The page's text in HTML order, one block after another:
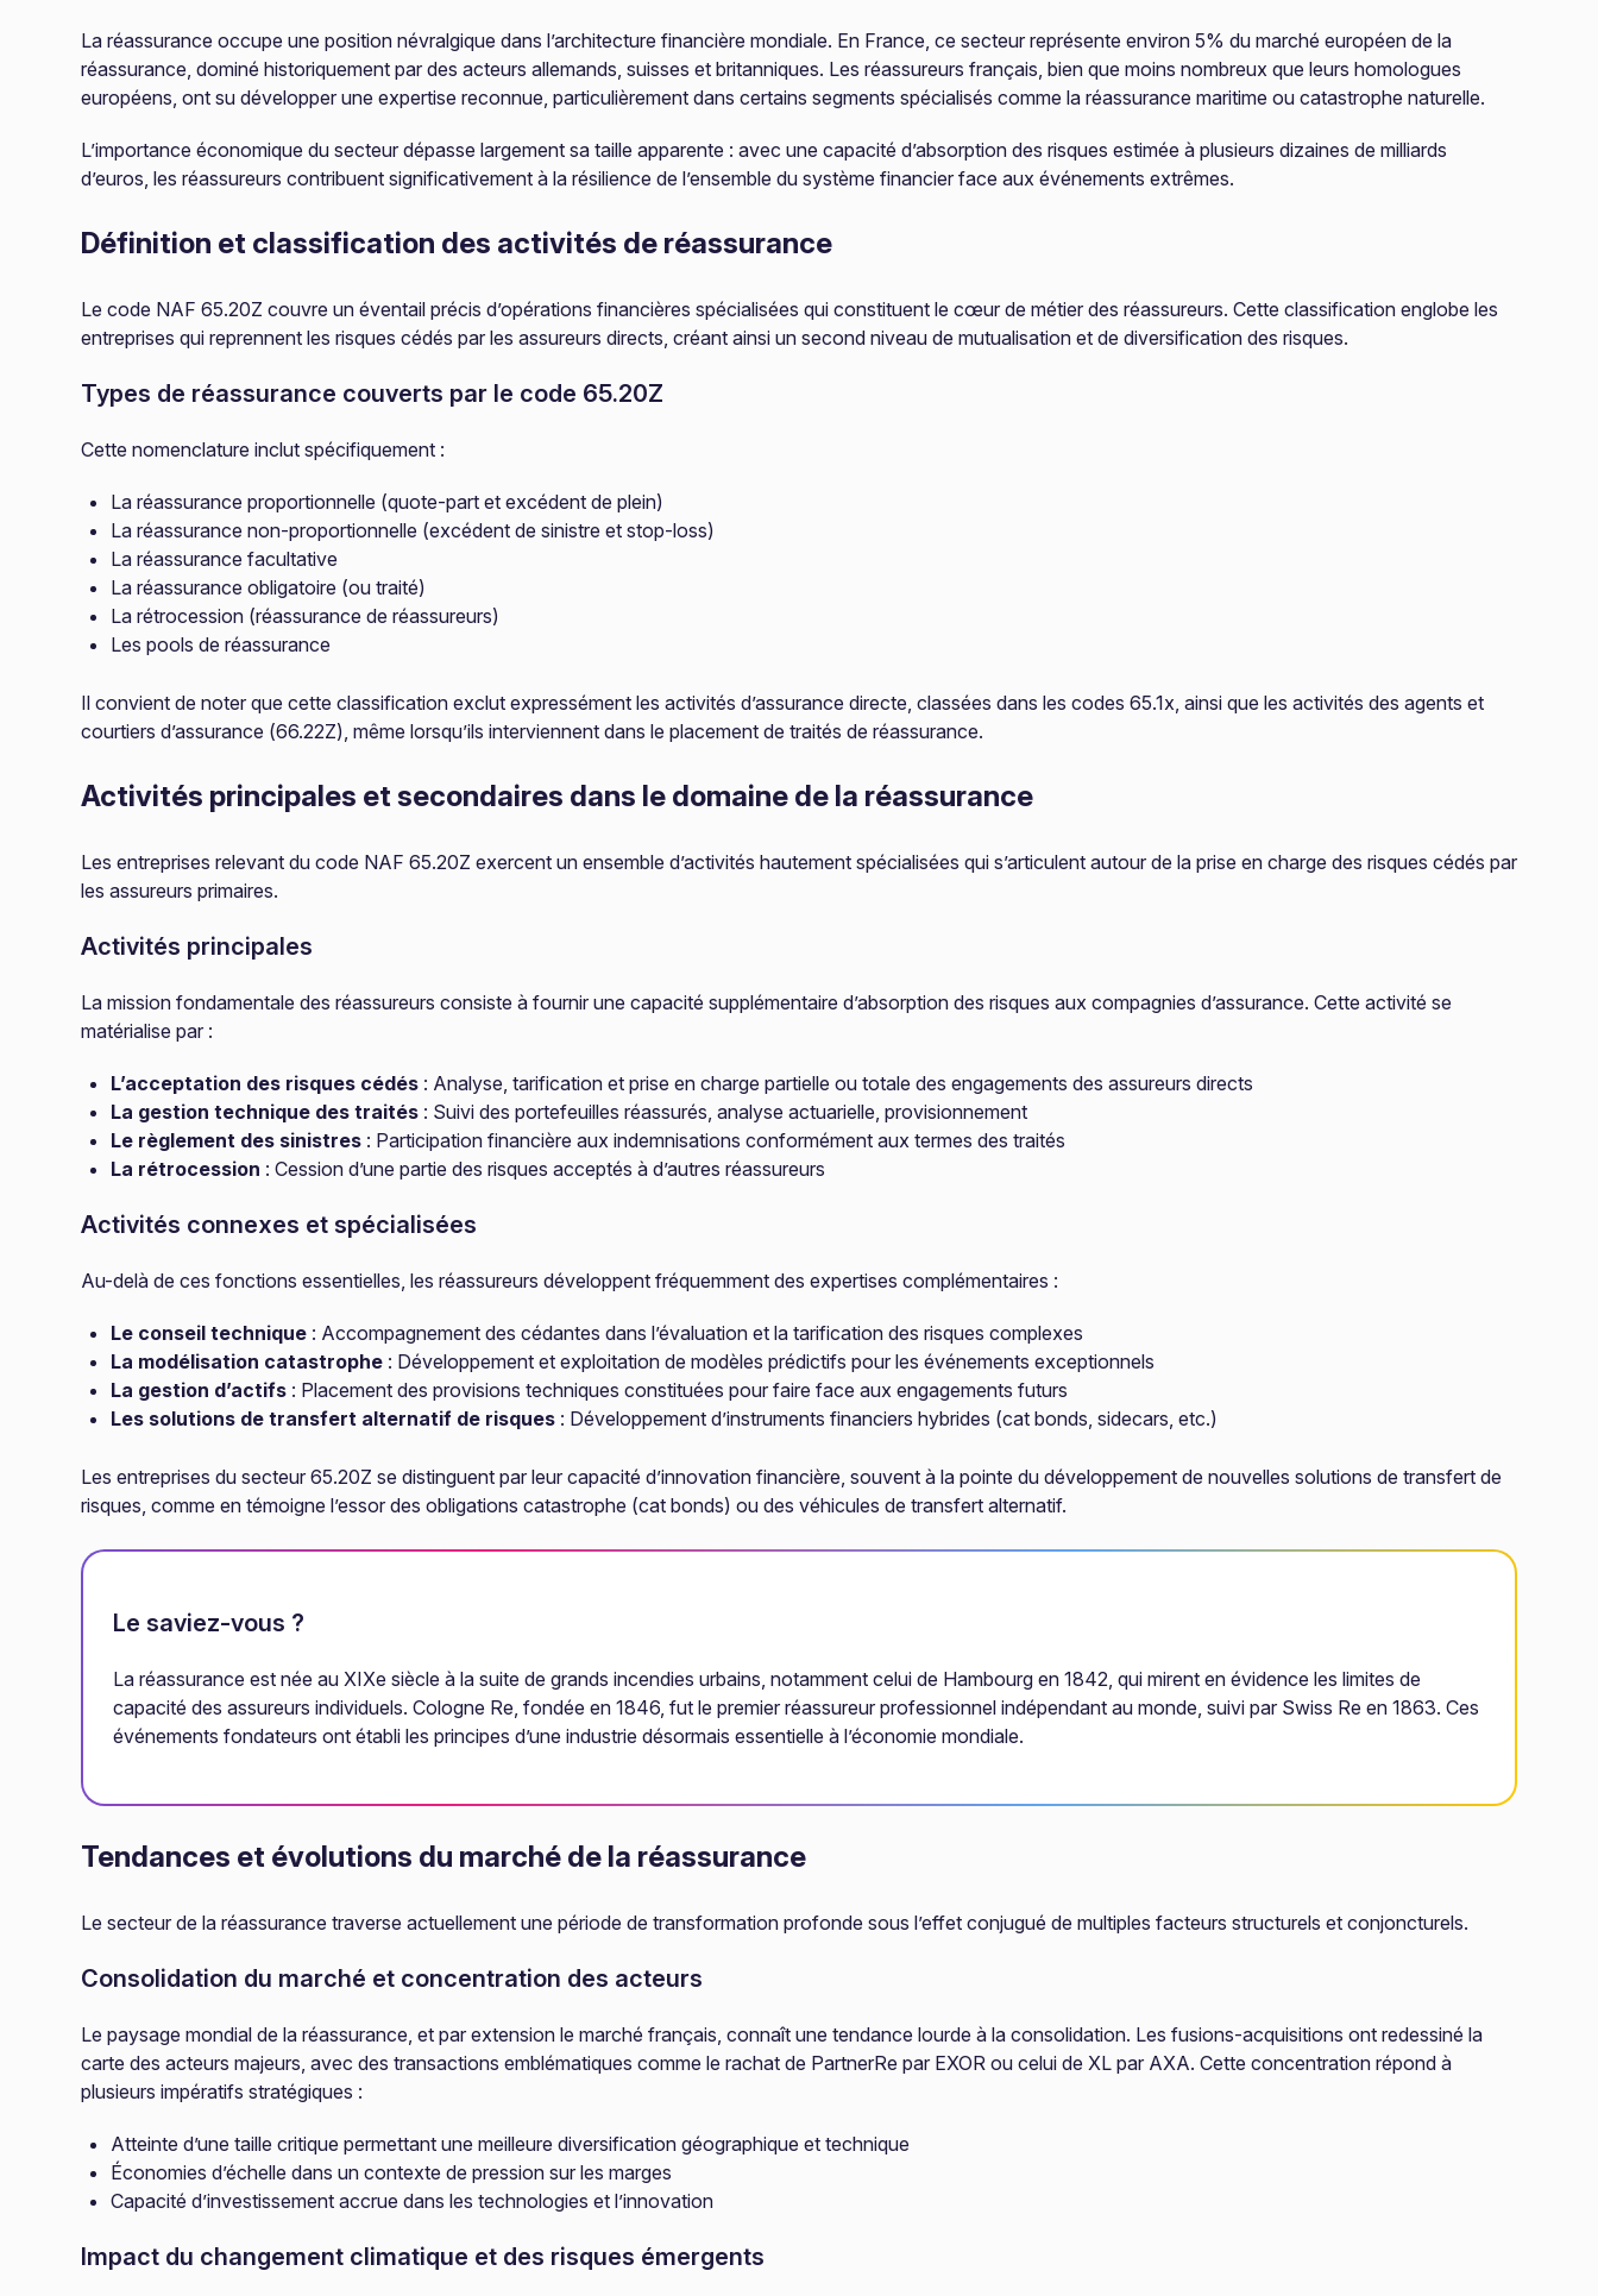
La réassurance occupe une position névralgique dans l’architecture financière mondiale. En France, ce secteur représente environ 5% du marché européen de la
réassurance, dominé historiquement par des acteurs allemands, suisses et britanniques. Les réassureurs français, bien que moins nombreux que leurs homologues
européens, ont su développer une expertise reconnue, particulièrement dans certains segments spécialisés comme la réassurance maritime ou catastrophe naturelle.
L’importance économique du secteur dépasse largement sa taille apparente : avec une capacité d’absorption des risques estimée à plusieurs dizaines de milliards
d’euros, les réassureurs contribuent significativement à la résilience de l’ensemble du système financier face aux événements extrêmes.
Définition et classification des activités de réassurance
Le code NAF 65.20Z couvre un éventail précis d’opérations financières spécialisées qui constituent le cœur de métier des réassureurs. Cette classification englobe les
entreprises qui reprennent les risques cédés par les assureurs directs, créant ainsi un second niveau de mutualisation et de diversification des risques.
Types de réassurance couverts par le code 65.20Z
Cette nomenclature inclut spécifiquement :
La réassurance proportionnelle (quote-part et excédent de plein)
La réassurance non-proportionnelle (excédent de sinistre et stop-loss)
La réassurance facultative
La réassurance obligatoire (ou traité)
La rétrocession (réassurance de réassureurs)
Les pools de réassurance
Il convient de noter que cette classification exclut expressément les activités d’assurance directe, classées dans les codes 65.1x, ainsi que les activités des agents et
courtiers d’assurance (66.22Z), même lorsqu’ils interviennent dans le placement de traités de réassurance.
Activités principales et secondaires dans le domaine de la réassurance
Les entreprises relevant du code NAF 65.20Z exercent un ensemble d’activités hautement spécialisées qui s’articulent autour de la prise en charge des risques cédés par
les assureurs primaires.
Activités principales
La mission fondamentale des réassureurs consiste à fournir une capacité supplémentaire d’absorption des risques aux compagnies d’assurance. Cette activité se
matérialise par :
L’acceptation des risques cédés : Analyse, tarification et prise en charge partielle ou totale des engagements des assureurs directs
La gestion technique des traités : Suivi des portefeuilles réassurés, analyse actuarielle, provisionnement
Le règlement des sinistres : Participation financière aux indemnisations conformément aux termes des traités
La rétrocession : Cession d’une partie des risques acceptés à d’autres réassureurs
Activités connexes et spécialisées
Au-delà de ces fonctions essentielles, les réassureurs développent fréquemment des expertises complémentaires :
Le conseil technique : Accompagnement des cédantes dans l’évaluation et la tarification des risques complexes
La modélisation catastrophe : Développement et exploitation de modèles prédictifs pour les événements exceptionnels
La gestion d’actifs : Placement des provisions techniques constituées pour faire face aux engagements futurs
Les solutions de transfert alternatif de risques : Développement d’instruments financiers hybrides (cat bonds, sidecars, etc.)
Les entreprises du secteur 65.20Z se distinguent par leur capacité d’innovation financière, souvent à la pointe du développement de nouvelles solutions de transfert de
risques, comme en témoigne l’essor des obligations catastrophe (cat bonds) ou des véhicules de transfert alternatif.
Le saviez-vous ?
La réassurance est née au XIXe siècle à la suite de grands incendies urbains, notamment celui de Hambourg en 1842, qui mirent en évidence les limites de
capacité des assureurs individuels. Cologne Re, fondée en 1846, fut le premier réassureur professionnel indépendant au monde, suivi par Swiss Re en 1863. Ces
événements fondateurs ont établi les principes d’une industrie désormais essentielle à l’économie mondiale.
Tendances et évolutions du marché de la réassurance
Le secteur de la réassurance traverse actuellement une période de transformation profonde sous l’effet conjugué de multiples facteurs structurels et conjoncturels.
Consolidation du marché et concentration des acteurs
Le paysage mondial de la réassurance, et par extension le marché français, connaît une tendance lourde à la consolidation. Les fusions-acquisitions ont redessiné la
carte des acteurs majeurs, avec des transactions emblématiques comme le rachat de PartnerRe par EXOR ou celui de XL par AXA. Cette concentration répond à
plusieurs impératifs stratégiques :
Atteinte d’une taille critique permettant une meilleure diversification géographique et technique
Économies d’échelle dans un contexte de pression sur les marges
Capacité d’investissement accrue dans les technologies et l’innovation
Impact du changement climatique et des risques émergents